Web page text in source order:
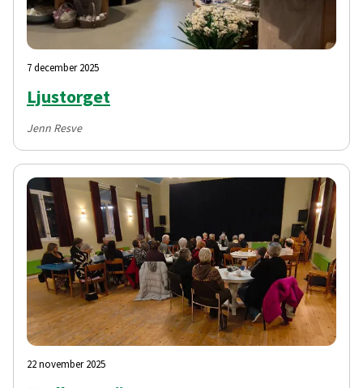
7 december 2025
Ljustorget
Jenn Resve
22 november 2025